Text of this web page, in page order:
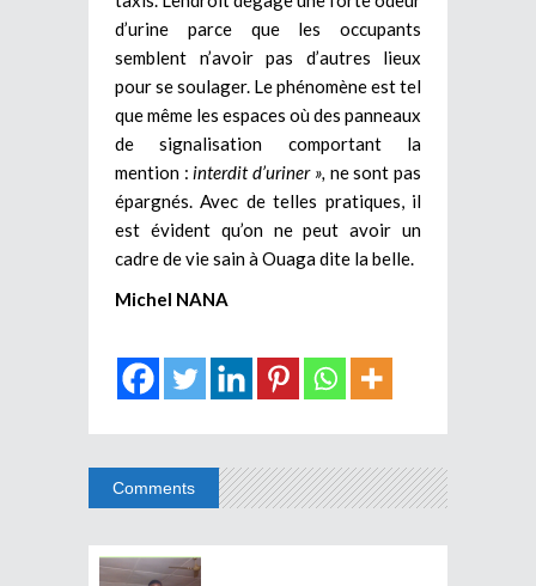
d’urine parce que les occupants
semblent n’avoir pas d’autres lieux
pour se soulager. Le phénomène est tel
que même les espaces où des panneaux
de signalisation comportant la
mention : interdit d’uriner », ne sont pas
épargnés. Avec de telles pratiques, il
est évident qu’on ne peut avoir un
cadre de vie sain à Ouaga dite la belle.
Michel NANA
Comments